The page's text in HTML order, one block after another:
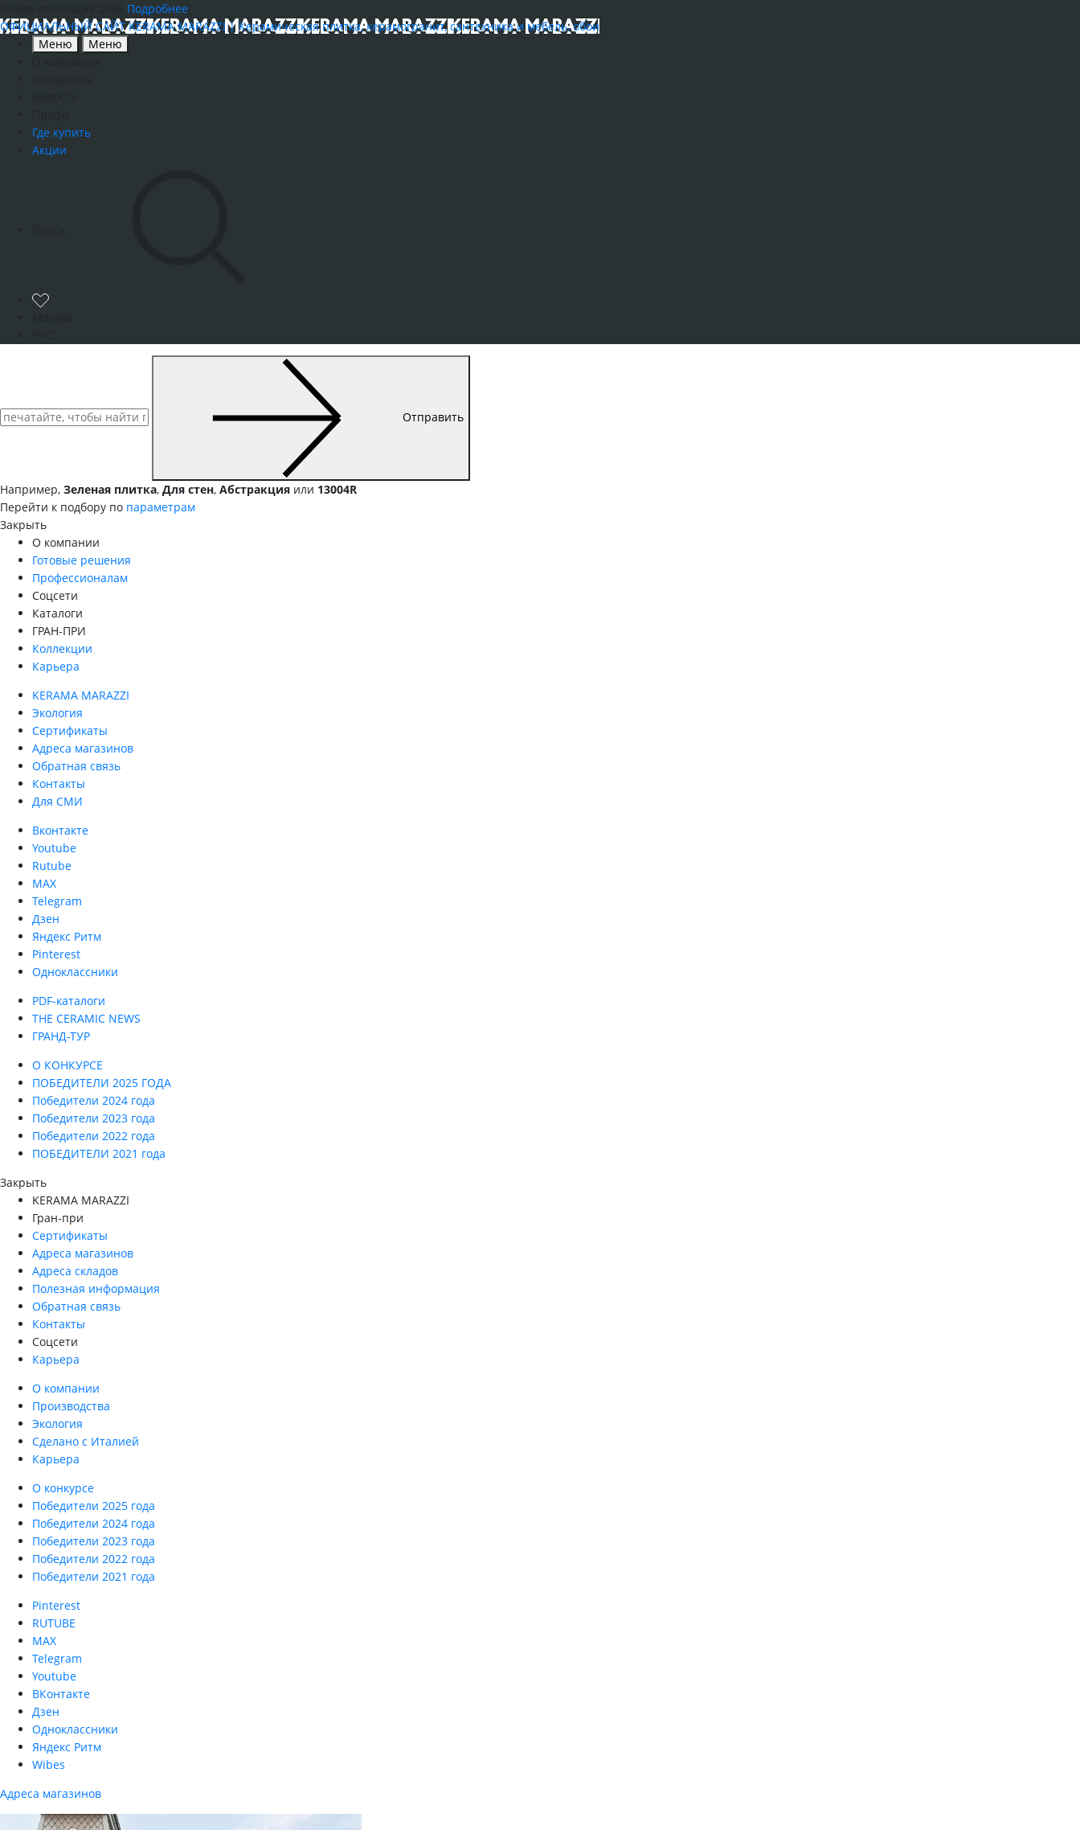
Подробнее
ОФИЦИАЛЬНЫЙ САЙТ KERAMA MARAZZI | Керамическая плитка, керамогранит, сантехника и мебель, обои
Меню
Меню
Где купить
Акции
Отправить
Например, Зеленая плитка, Для стен, Абстракция или 13004R
Перейти к подбору по параметрам
Закрыть
О компании
Готовые решения
Профессионалам
Соцсети
Каталоги
ГРАН-ПРИ
Коллекции
Карьера
KERAMA MARAZZI
Экология
Сертификаты
Адреса магазинов
Обратная связь
Контакты
Для СМИ
Вконтакте
Youtube
Rutube
MAX
Telegram
Дзен
Яндекс Ритм
Pinterest
Одноклассники
PDF-каталоги
THE CERAMIC NEWS
ГРАНД-ТУР
О КОНКУРСЕ
ПОБЕДИТЕЛИ 2025 ГОДА
Победители 2024 года
Победители 2023 года
Победители 2022 года
ПОБЕДИТЕЛИ 2021 года
Закрыть
KERAMA MARAZZI
Гран-при
Сертификаты
Адреса магазинов
Адреса складов
Полезная информация
Обратная связь
Контакты
Соцсети
Карьера
О компании
Производства
Экология
Сделано с Италией
Карьера
О конкурсе
Победители 2025 года
Победители 2024 года
Победители 2023 года
Победители 2022 года
Победители 2021 года
Pinterest
RUTUBE
MAX
Telegram
Youtube
ВКонтакте
Дзен
Одноклассники
Яндекс Ритм
Wibes
Адреса магазинов